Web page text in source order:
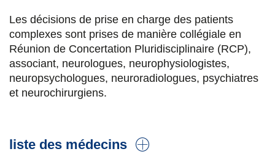
Parkinson et mouvements anormaux
Eva Lafond
Neuropsychologue
Juliette Tuffreau
Neuropsychologue
Neuropsychologue
Les décisions de prise en charge des patients
complexes sont prises de manière collégiale en
Réunion de Concertation Pluridisciplinaire (RCP),
associant, neurologues, neurophysiologistes,
neuropsychologues, neuroradiologues, psychiatres
et neurochirurgiens.
liste des médecins